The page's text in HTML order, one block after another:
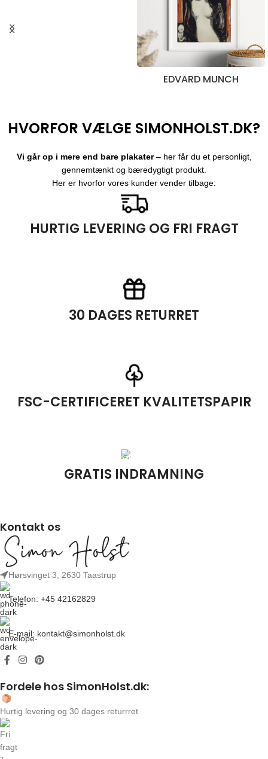
EDVARD MUNCH
HVORFOR VÆLGE SIMONHOLST.DK?
Vi går op i mere end bare plakater– her får du et personligt,
gennemtænkt og bæredygtigt produkt.
Her er hvorfor vores kunder vender tilbage:
HURTIG LEVERING OG FRI FRAGT
30 DAGES RETURRET
FSC-CERTIFICERET KVALITETSPAPIR
GRATIS INDRAMNING
Kontakt os
Hørsvinget 3, 2630 Taastrup
Telefon: +45 42162829
E-mail: kontakt@simonholst.dk
Fordele hos SimonHolst.dk:
Hurtig levering og 30 dages returrret